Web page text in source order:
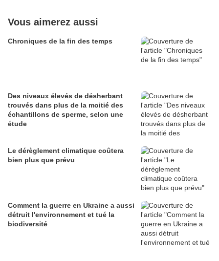
Vous aimerez aussi
Chroniques de la fin des temps
Des niveaux élevés de désherbant
trouvés dans plus de la moitié des
échantillons de sperme, selon une
étude
Le dérèglement climatique coûtera
bien plus que prévu
Comment la guerre en Ukraine a aussi
détruit l'environnement et tué la
biodiversité